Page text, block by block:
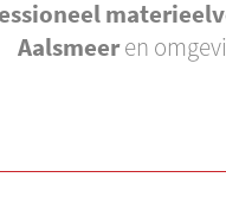
Aalsmeeren